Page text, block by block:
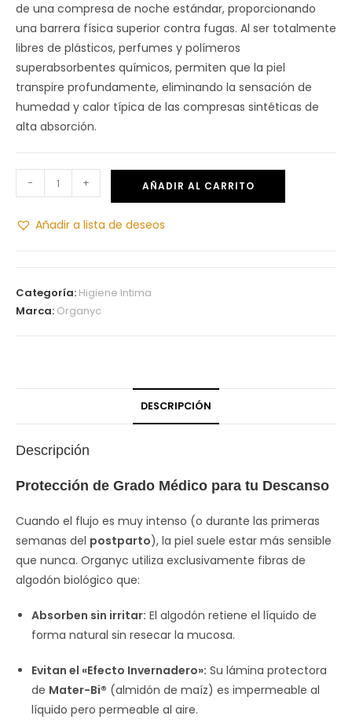
de una compresa de noche estándar, proporcionando
una barrera física superior contra fugas. Al ser totalmente
libres de plásticos, perfumes y polímeros
superabsorbentes químicos, permiten que la piel
transpire profundamente, eliminando la sensación de
humedad y calor típica de las compresas sintéticas de
alta absorción.
- + AÑADIR AL CARRITO
Añadir a lista de deseos
Categoría: Higiene Intima
Marca: Organyc
DESCRIPCIÓN
Descripción
Protección de Grado Médico para tu Descanso
Cuando el flujo es muy intenso (o durante las primeras
semanas del postparto), la piel suele estar más sensible
que nunca. Organyc utiliza exclusivamente fibras de
algodón biológico que:
Absorben sin irritar: El algodón retiene el líquido de
forma natural sin resecar la mucosa.
Evitan el «Efecto Invernadero»: Su lámina protectora
de Mater-Bi® (almidón de maíz) es impermeable al
líquido pero permeable al aire.